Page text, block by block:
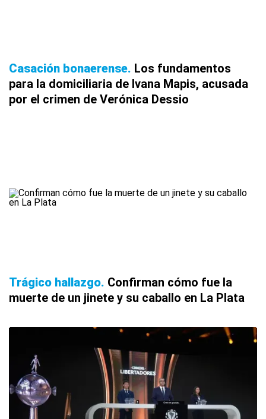
Casación bonaerense Los fundamentos
para la domiciliaria de Ivana Mapis, acusada
por el crimen de Verónica Dessio
Trágico hallazgo Confirman cómo fue la
muerte de un jinete y su caballo en La Plata